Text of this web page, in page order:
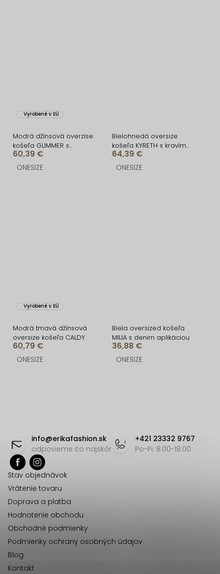
Vyrobené v EÚ
Modrá džínsová overzise
košeľa GLIMMER s
konflíkmi
60,39 €
ONESIZE
Bielohnedá oversize
košeľa KYRETH s kravím
vzorom
64,39 €
ONESIZE
Vyrobené v EÚ
Modrá tmavá džínsová
oversize košeľa CALDY
60,79 €
ONESIZE
Biela oversized košeľa
MILIA s denim aplikáciou
36,88 €
ONESIZE
a
y
info@erikafashion.sk
odpovieme čo najskôr
+421 23332 9767
Po-Pi: 8:00-18:00
Stav objednávok
Vrátenie tovaru
Doprava a platba
Hodnotenie obchodu
Obchodné podmienky
Podmienky ochrany osobných údajov
Blog
Kontakt